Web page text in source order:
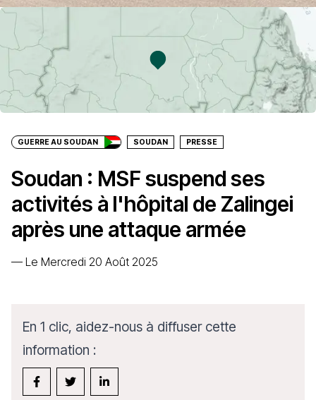
GUERRE AU SOUDAN SOUDAN PRESSE
Soudan : MSF suspend ses
activités à l'hôpital de Zalingei
après une attaque armée
— Le Mercredi 20 Août 2025
En 1 clic, aidez-nous à diffuser cette
information :